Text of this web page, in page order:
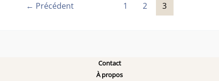
← Précédent 1 2 3
Contact
À propos